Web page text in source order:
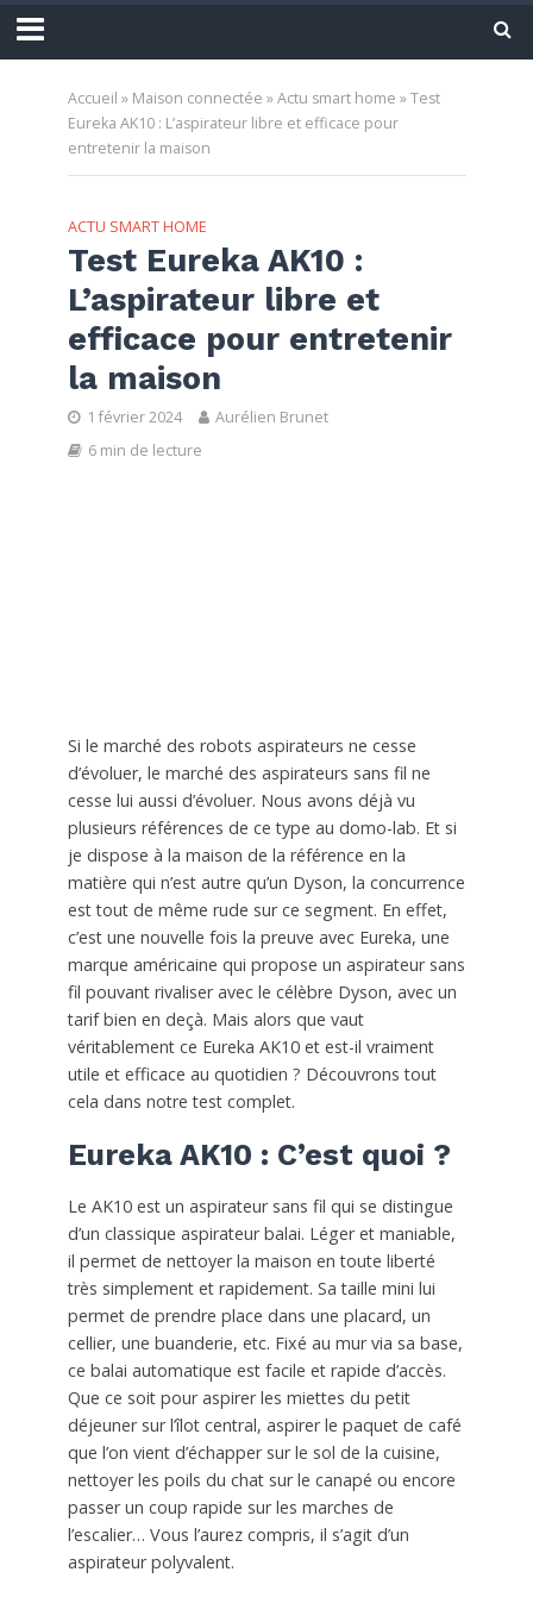
Accueil » Maison connectée »Actu smart home »Test
Eureka AK10 : L’aspirateur libre et efficace pour
entretenir la maison
ACTU SMART HOME
Test Eureka AK10 :
L’aspirateur libre et
efficace pour entretenir
la maison
1 février 2024
Aurélien Brunet
6 min de lecture
Si le marché des robots aspirateurs ne cesse
d’évoluer, le marché des aspirateurs sans fil ne
cesse lui aussi d’évoluer. Nous avons déjà vu
plusieurs références de ce type au domo-lab. Et si
je dispose à la maison de la référence en la
matière qui n’est autre qu’un Dyson, la concurrence
est tout de même rude sur ce segment. En effet,
c’est une nouvelle fois la preuve avec Eureka, une
marque américaine qui propose un aspirateur sans
fil pouvant rivaliser avec le célèbre Dyson, avec un
tarif bien en deçà. Mais alors que vaut
véritablement ce Eureka AK10 et est-il vraiment
utile et efficace au quotidien ? Découvrons tout
cela dans notre test complet.
Eureka AK10 : C’est quoi ?
Le AK10 est un aspirateur sans fil qui se distingue
d’un classique aspirateur balai. Léger et maniable,
il permet de nettoyer la maison en toute liberté
très simplement et rapidement. Sa taille mini lui
permet de prendre place dans une placard, un
cellier, une buanderie, etc. Fixé au mur via sa base,
ce balai automatique est facile et rapide d’accès.
Que ce soit pour aspirer les miettes du petit
déjeuner sur l’îlot central, aspirer le paquet de café
que l’on vient d’échapper sur le sol de la cuisine,
nettoyer les poils du chat sur le canapé ou encore
passer un coup rapide sur les marches de
l’escalier… Vous l’aurez compris, il s’agit d’un
aspirateur polyvalent.